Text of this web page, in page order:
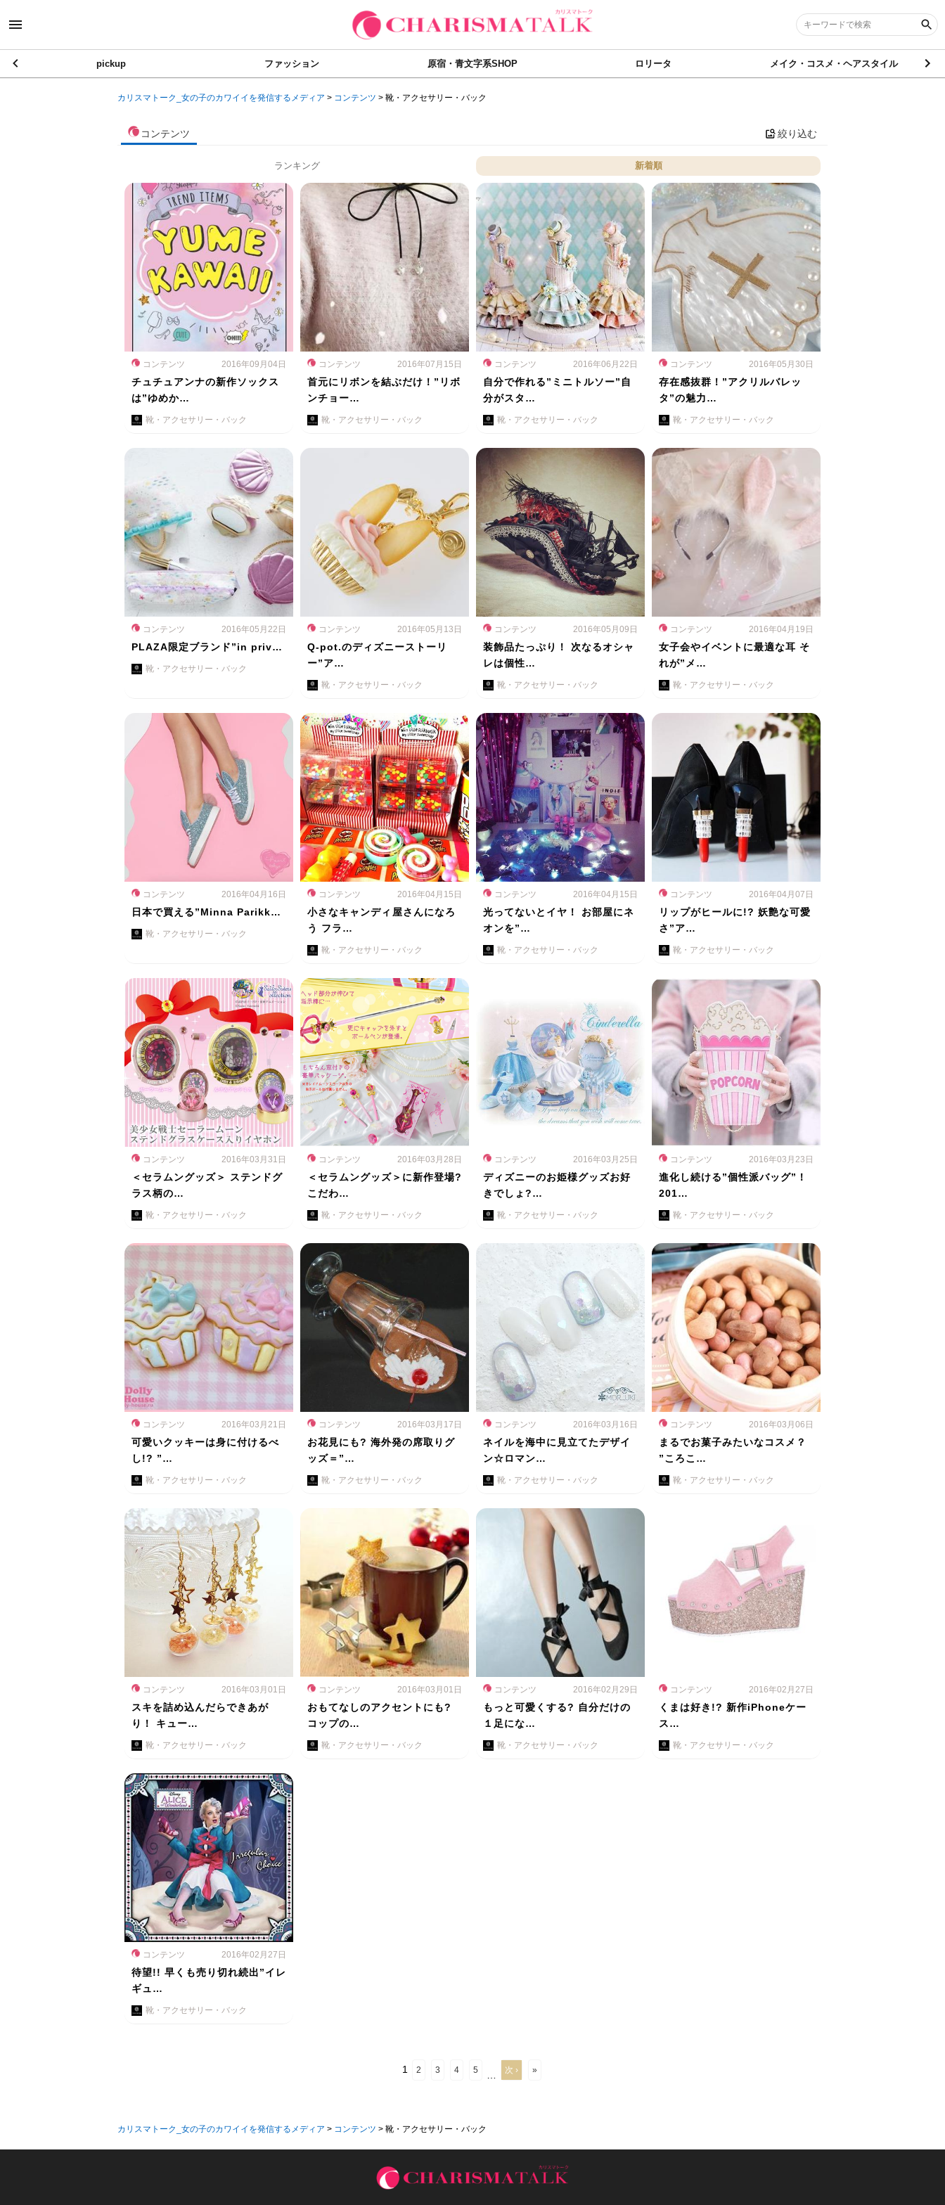
pickup ファッション 原宿・青文字系SHOP ロリータ メイク・コスメ・ヘアスタイル
カリスマトーク_女の子のカワイイを発信するメディア > コンテンツ > 靴・アクセサリー・バック
コンテンツ 絞り込む
ランキング 新着順
コンテンツ 2016年09月04日
チュチュアンナの新作ソックス
は”ゆめか…
靴・アクセサリー・バック
コンテンツ 2016年07月15日
首元にリボンを結ぶだけ！”リボ
ンチョー…
靴・アクセサリー・バック
コンテンツ 2016年06月22日
自分で作れる”ミニトルソー”自
分がスタ…
靴・アクセサリー・バック
コンテンツ 2016年05月30日
存在感抜群！”アクリルバレッ
タ”の魅力…
靴・アクセサリー・バック
コンテンツ 2016年05月22日
PLAZA限定ブランド”in priv…
靴・アクセサリー・バック
コンテンツ 2016年05月13日
Q-pot.のディズニーストーリ
ー”ア…
靴・アクセサリー・バック
コンテンツ 2016年05月09日
装飾品たっぷり！ 次なるオシャ
レは個性…
靴・アクセサリー・バック
コンテンツ 2016年04月19日
女子会やイベントに最適な耳 そ
れが”メ…
靴・アクセサリー・バック
コンテンツ 2016年04月16日
日本で買える”Minna Parikk…
靴・アクセサリー・バック
コンテンツ 2016年04月15日
小さなキャンディ屋さんになろ
う フラ…
靴・アクセサリー・バック
コンテンツ 2016年04月15日
光ってないとイヤ！ お部屋にネ
オンを”…
靴・アクセサリー・バック
コンテンツ 2016年04月07日
リップがヒールに!? 妖艶な可愛
さ”ア…
靴・アクセサリー・バック
コンテンツ 2016年03月31日
＜セラムングッズ＞ ステンドグ
ラス柄の…
靴・アクセサリー・バック
コンテンツ 2016年03月28日
＜セラムングッズ＞に新作登場?
こだわ…
靴・アクセサリー・バック
コンテンツ 2016年03月25日
ディズニーのお姫様グッズお好
きでしょ?…
靴・アクセサリー・バック
コンテンツ 2016年03月23日
進化し続ける”個性派バッグ”！
201…
靴・アクセサリー・バック
コンテンツ 2016年03月21日
可愛いクッキーは身に付けるべ
し!? ”…
靴・アクセサリー・バック
コンテンツ 2016年03月17日
お花見にも? 海外発の席取りグ
ッズ＝”…
靴・アクセサリー・バック
コンテンツ 2016年03月16日
ネイルを海中に見立てたデザイ
ン☆ロマン…
靴・アクセサリー・バック
コンテンツ 2016年03月06日
まるでお菓子みたいなコスメ？
”ころこ…
靴・アクセサリー・バック
コンテンツ 2016年03月01日
スキを詰め込んだらできあが
り！ キュー…
靴・アクセサリー・バック
コンテンツ 2016年03月01日
おもてなしのアクセントにも?
コップの…
靴・アクセサリー・バック
コンテンツ 2016年02月29日
もっと可愛くする? 自分だけの
１足にな…
靴・アクセサリー・バック
コンテンツ 2016年02月27日
くまは好き!? 新作iPhoneケー
ス…
靴・アクセサリー・バック
コンテンツ 2016年02月27日
待望!! 早くも売り切れ続出”イレ
ギュ…
靴・アクセサリー・バック
1 2 3 4 5 次 › »
カリスマトーク_女の子のカワイイを発信するメディア > コンテンツ > 靴・アクセサリー・バック